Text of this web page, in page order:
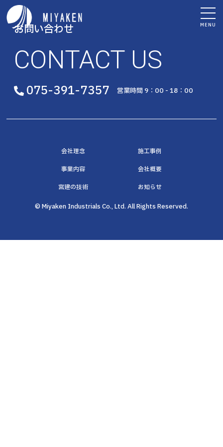
MENU
お問い合わせ
CONTACT US
075-391-7357 営業時間 9：00 - 18：00
会社理念 施工事例
事業内容 会社概要
宮建の技術 お知らせ
© Miyaken Industrials Co., Ltd. All Rights Reserved.